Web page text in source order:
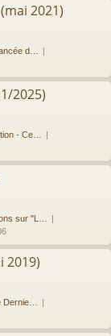
2021)
d…
2025)
- Ce…
sur "L…
2019)
Dernie…